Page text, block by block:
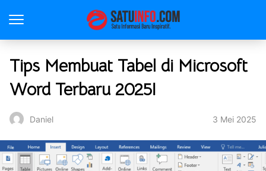
Tips Membuat Tabel di Microsoft
Word Terbaru 2025!
Daniel 3 Mei 2025